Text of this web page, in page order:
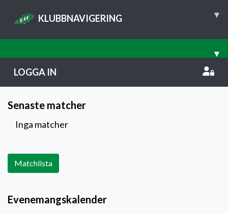
KLUBBNAVIGERING ▾
▾
LOGGA IN
Senaste matcher
Inga matcher
Matchlista
Evenemangskalender